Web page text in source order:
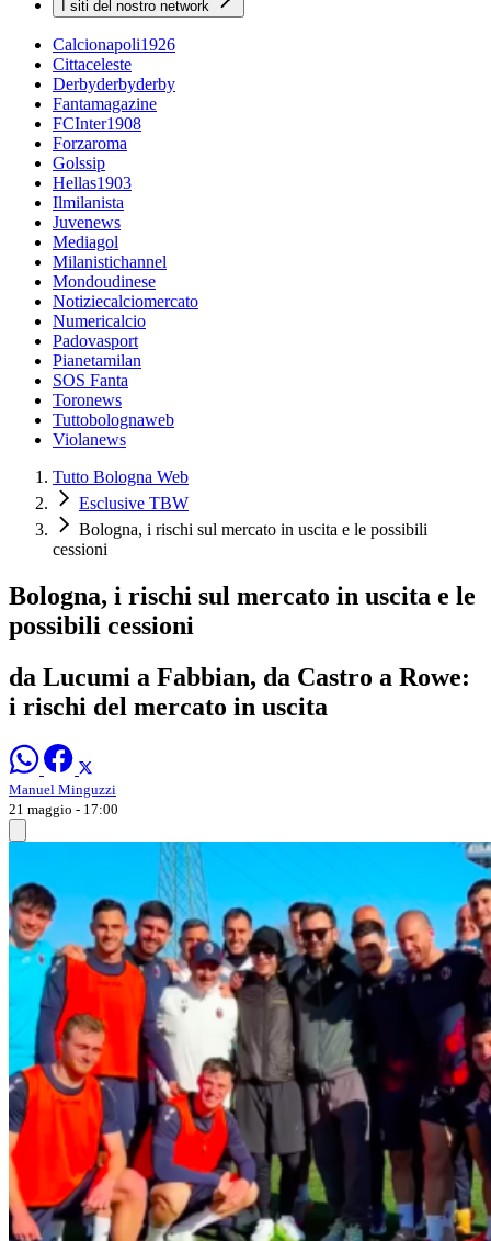
I siti del nostro network
Calcionapoli1926
Cittaceleste
Derbyderbyderby
Fantamagazine
FCInter1908
Forzaroma
Golssip
Hellas1903
Ilmilanista
Juvenews
Mediagol
Milanistichannel
Mondoudinese
Notiziecalciomercato
Numericalcio
Padovasport
Pianetamilan
SOS Fanta
Toronews
Tuttobolognaweb
Violanews
Tutto Bologna Web
Esclusive TBW
Bologna, i rischi sul mercato in uscita e le possibili
cessioni
Bologna, i rischi sul mercato in uscita e le
possibili cessioni
da Lucumi a Fabbian, da Castro a Rowe:
i rischi del mercato in uscita
Manuel Minguzzi
21 maggio - 17:00